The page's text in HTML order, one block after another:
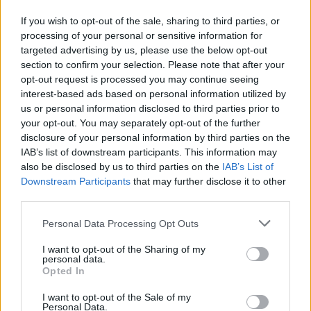
If you wish to opt-out of the sale, sharing to third parties, or
processing of your personal or sensitive information for
targeted advertising by us, please use the below opt-out
section to confirm your selection. Please note that after your
opt-out request is processed you may continue seeing
interest-based ads based on personal information utilized by
us or personal information disclosed to third parties prior to
your opt-out. You may separately opt-out of the further
disclosure of your personal information by third parties on the
IAB’s list of downstream participants. This information may
also be disclosed by us to third parties on the IAB’s List of
Downstream Participants that may further disclose it to other
Please note that this website/app uses one or more Google
not limited to your visit or usage behaviour. You may click to
grant or deny consent to Google and its third-party tags to
use your data for below specified purposes in below Google
consent section.
Personal Data Processing Opt Outs
I want to opt-out of the Sharing of my
personal data.
Opted In
I want to opt-out of the Sale of my
Personal Data.
Eventi in Gallura, da Jovanotti alla zuppa
gallurese: gli appuntamenti da non perdere
Lettini e arredi abusivi sulla spiaggia libera,
sequestri a Olbia e Arzachena
È morto Francesco Guccini, il maestro che si
tenne lontano dalla Costa Smeralda
Nuovo sportello rifiuti a Palau, una svolta per gli